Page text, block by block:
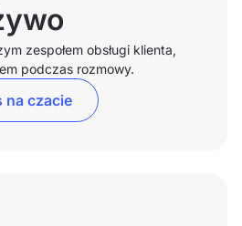
zespołem obsługi klienta,
podczas rozmowy.
na czacie